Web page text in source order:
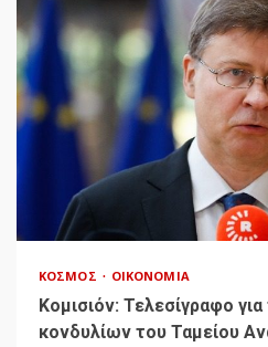
ΚΌΣΜΟΣ ΟΙΚΟΝΟΜΊΑ
Κομισιόν: Τελεσίγραφο
κονδυλίων του Ταμείου